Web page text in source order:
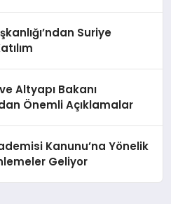
Suriye
Altyapı Bakanı
Önemli Açıklamalar
Kanunu’na Yönelik
Geliyor